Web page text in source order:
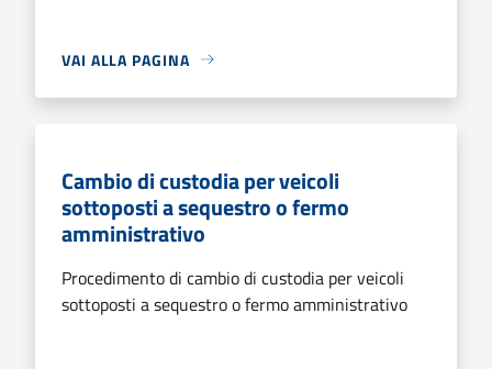
VAI ALLA PAGINA
Cambio di custodia per veicoli
sottoposti a sequestro o fermo
amministrativo
Procedimento di cambio di custodia per veicoli
sottoposti a sequestro o fermo amministrativo